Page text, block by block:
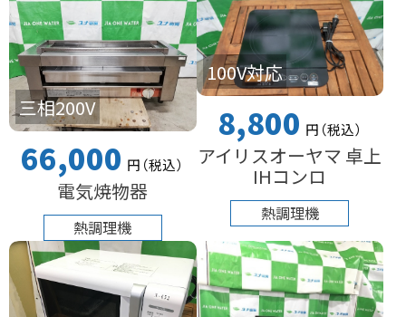
三相200V
66,000 円（税込）
電気焼物器
熱調理機
100V対応
8,800 円（税込）
アイリスオーヤマ 卓上
IHコンロ
熱調理機